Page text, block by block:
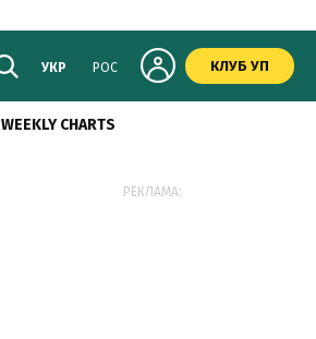
УКР РОС КЛУБ УП
WEEKLY CHARTS
РЕКЛАМА: